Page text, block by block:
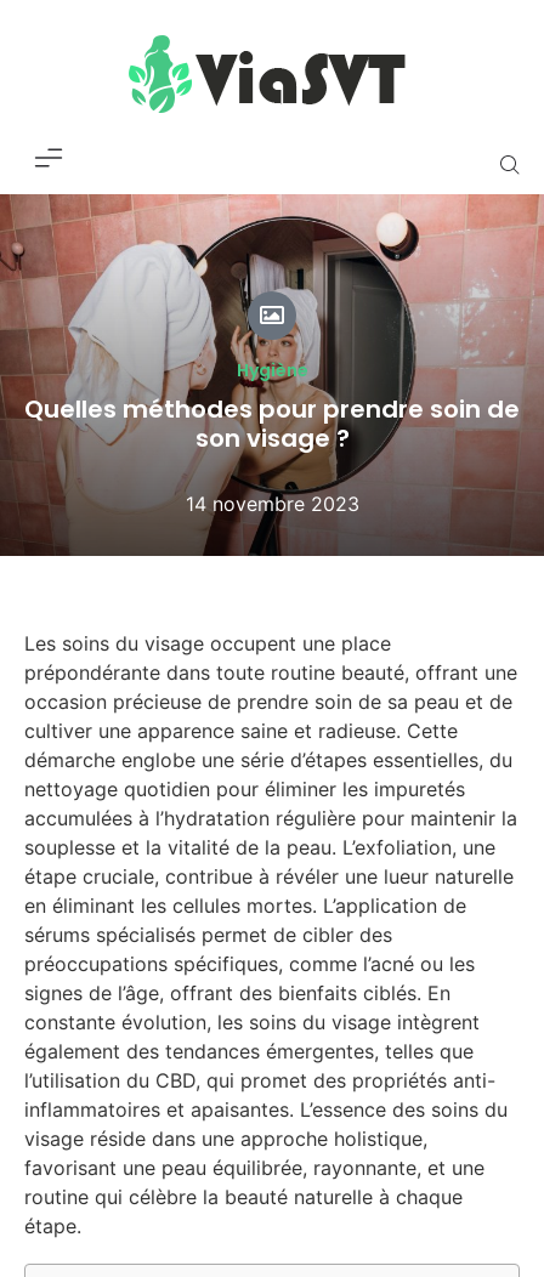
Hygiène
Quelles méthodes pour prendre soin de
son visage ?
14 novembre 2023
Les soins du visage occupent une place
prépondérante dans toute routine beauté, offrant une
occasion précieuse de prendre soin de sa peau et de
cultiver une apparence saine et radieuse. Cette
démarche englobe une série d’étapes essentielles, du
nettoyage quotidien pour éliminer les impuretés
accumulées à l’hydratation régulière pour maintenir la
souplesse et la vitalité de la peau. L’exfoliation, une
étape cruciale, contribue à révéler une lueur naturelle
en éliminant les cellules mortes. L’application de
sérums spécialisés permet de cibler des
préoccupations spécifiques, comme l’acné ou les
signes de l’âge, offrant des bienfaits ciblés. En
constante évolution, les soins du visage intègrent
également des tendances émergentes, telles que
l’utilisation du CBD, qui promet des propriétés anti-
inflammatoires et apaisantes. L’essence des soins du
visage réside dans une approche holistique,
favorisant une peau équilibrée, rayonnante, et une
routine qui célèbre la beauté naturelle à chaque
étape.